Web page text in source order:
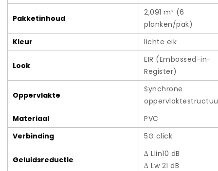
Pakketinhoud
2,091 m² (6
planken/pak)
Kleur
lichte eik
Look
EIR (Embossed-in-
Register)
Oppervlakte
Synchrone
Materiaal
PVC
Verbinding
5G click
Geluidsreductie
∆ Llin10 dB
∆ Lw 21 dB